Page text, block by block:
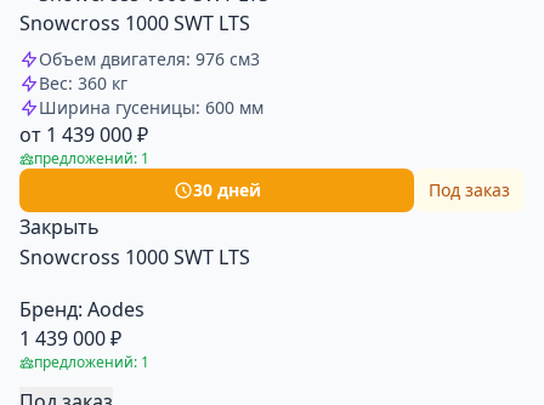
Snowcross 1000 SWT LTS
Объем двигателя: 976 см3
Вес: 360 кг
Ширина гусеницы: 600 мм
от 1 439 000 ₽
предложений: 1
30 дней Под заказ
Закрыть
Snowcross 1000 SWT LTS
Бренд: Aodes
1 439 000 ₽
предложений: 1